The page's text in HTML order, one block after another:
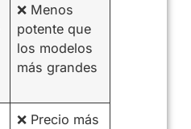
❌ Menos
potente que
los modelos
más grandes
❌ Precio más